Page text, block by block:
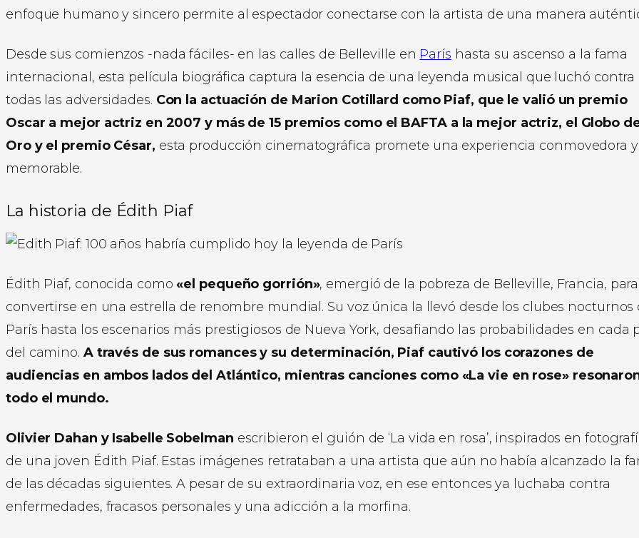
enfoque humano y sincero permite al espectador conectarse con la artista de una manera
Desde sus comienzos -nada fáciles- en las calles de Belleville en París hasta su ascenso a la fama
internacional, esta película biográfica captura la esencia de una leyenda musical que luchó contra
todas las adversidades. Con la actuación de Marion Cotillard como Piaf, que le valió un premio
Oscar a mejor actriz en 2007 y más de 15 premios como el BAFTA a la mejor actriz, el Globo
Oro y el premio César, esta producción cinematográfica promete una experiencia conmovedora y
memorable.
La historia de Édith Piaf
Édith Piaf, conocida como«el pequeño gorrión», emergió de la pobreza de Belleville, Francia, para
convertirse en una estrella de renombre mundial. Su voz única la llevó desde los clubes nocturnos
París hasta los escenarios más prestigiosos de Nueva York, desafiando las probabilidades en cada
del camino. A través de sus romances y su determinación, Piaf cautivó los corazones de
audiencias en ambos lados del Atlántico, mientras canciones como «La vie en rose»
todo el mundo.
Olivier Dahan y Isabelle Sobelman escribieron el guión de ‘La vida en rosa’, inspirados en
de una joven Édith Piaf. Estas imágenes retrataban a una artista que aún no había alcanzado la
de las décadas siguientes. A pesar de su extraordinaria voz, en ese entonces ya luchaba contra
enfermedades, fracasos personales y una adicción a la morfina.